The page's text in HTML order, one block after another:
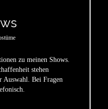
zu meinen Shows.
stehen
Auswahl. Bei Fragen